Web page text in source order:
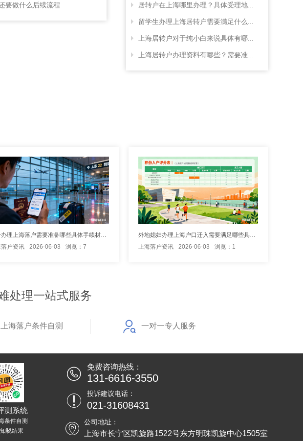
要做什么后续流程 居转户在上海哪里办理？具体受理地...
留学生办理上海居转户需要满足什么...
上海居转户对于纯小白来说具体有哪...
上海居转户办理资料有哪些？需要准...
落户资讯
2026-06-03 浏览：7
上海落户资讯
2026-06-03 浏览：1
处理一站式服务
上海落户条件自测 一对一专人服务
测系统
条件自测
晓结果
免费咨询热线：
131-6616-3550
投诉建议电话：
021-31608431
公司地址：
上海市长宁区凯旋路1522号东方明珠凯旋中心1505室